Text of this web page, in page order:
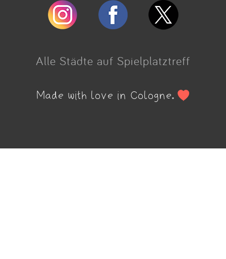
Alle Städte auf Spielplatztreff
Made with love in Cologne.